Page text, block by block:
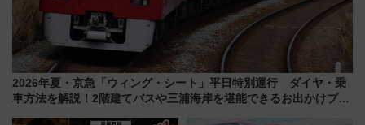
2026年夏・京急「ウィング・シート」平日特別運行 ダイヤ・乗
車方法を解説！2階建てバスや三浦海岸を堪能できるお出かけプラ